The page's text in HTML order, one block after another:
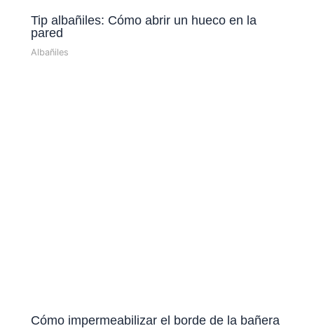
Tip albañiles: Cómo abrir un hueco en la
pared
Albañiles
Cómo impermeabilizar el borde de la bañera